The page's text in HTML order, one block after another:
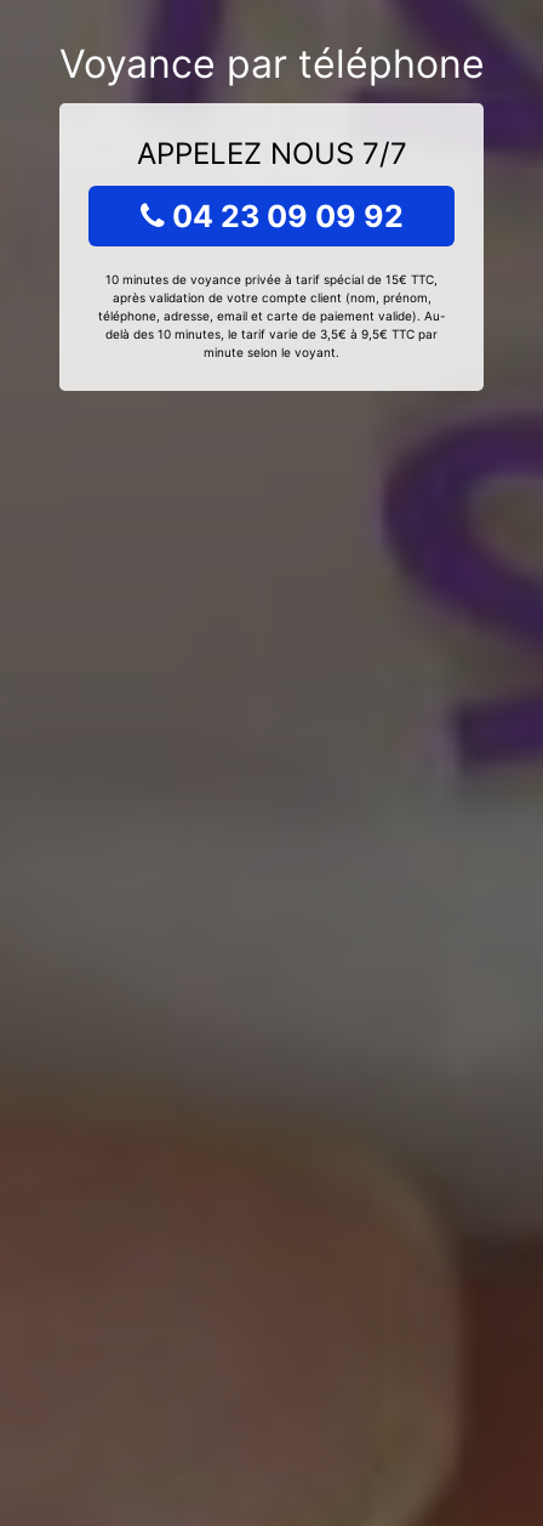
Voyance par téléphone
APPELEZ NOUS 7/7
04 23 09 09 92
10 minutes de voyance privée à tarif spécial de 15€ TTC,
après validation de votre compte client (nom, prénom,
téléphone, adresse, email et carte de paiement valide). Au-
delà des 10 minutes, le tarif varie de 3,5€ à 9,5€ TTC par
minute selon le voyant.